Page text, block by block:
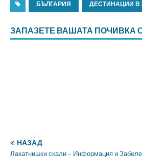
БЪЛГАРИЯ ДЕСТИНАЦИИ В
ЗАПАЗЕТЕ ВАШАТА ПОЧИВКА
НАЗАД
Лакатнишки скали – Информация и